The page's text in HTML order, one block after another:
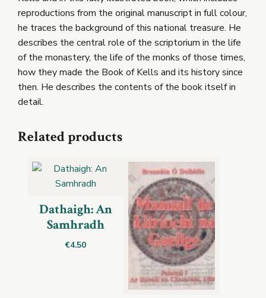
reproductions from the original manuscript in full colour,
he traces the background of this national treasure. He
describes the central role of the scriptorium in the life
of the monastery, the life of the monks of those times,
how they made the Book of Kells and its history since
then. He describes the contents of the book itself in
detail.
Related products
Dathaigh: An
Samhradh
€4.50